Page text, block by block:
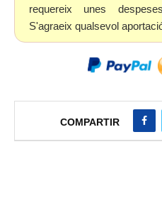
requereix unes
S'agraeix qualsevol
COMPARTIR